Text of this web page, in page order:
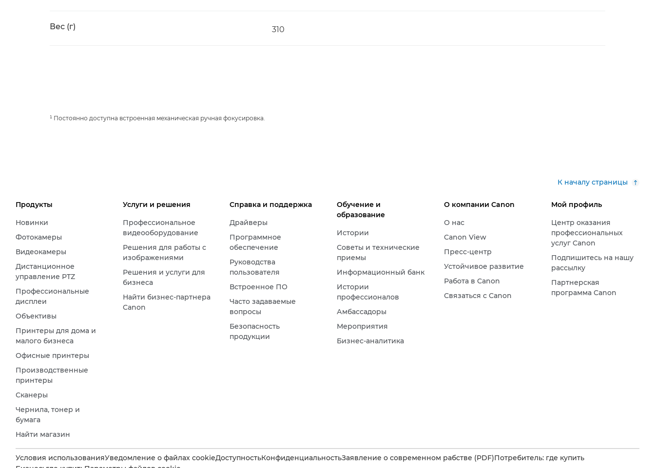
Вес (г) 310
¹ Постоянно доступна встроенная механическая ручная фокусировка.
К началу страницы
Продукты
Новинки
Фотокамеры
Видеокамеры
Дистанционное
управление PTZ
Профессиональные
дисплеи
Объективы
Принтеры для дома и
малого бизнеса
Офисные принтеры
Производственные
принтеры
Сканеры
Чернила, тонер и
бумага
Найти магазин
Услуги и решения
Профессиональное
видеооборудование
Решения для работы с
изображениями
Решения и услуги для
бизнеса
Найти бизнес-партнера
Canon
Справка и поддержка
Драйверы
Программное
обеспечение
Руководства
пользователя
Встроенное ПО
Часто задаваемые
вопросы
Безопасность
продукции
Обучение и
образование
Истории
Советы и технические
приемы
Информационный банк
Истории
профессионалов
Амбассадоры
Мероприятия
Бизнес-аналитика
О компании Canon
О нас
Canon View
Пресс-центр
Устойчивое развитие
Работа в Canon
Связаться с Canon
Мой профиль
Центр оказания
профессиональных
услуг Canon
Подпишитесь на нашу
рассылку
Партнерская
программа Canon
Условия использованияУведомление о файлах cookieДоступностьКонфиденциальностьЗаявление о современном рабстве (PDF)Потребитель: где купить